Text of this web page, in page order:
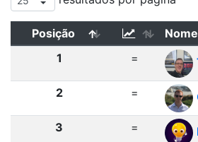
Posição Nome
1
=
2 =
3 =